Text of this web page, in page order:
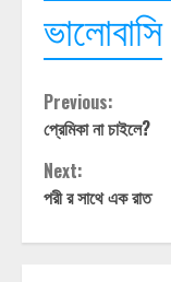
ভালোবাসি
Continue
Reading
Previous:
প্রেমিকা না চাইলে?
Next:
পরী র সাথে এক রাত